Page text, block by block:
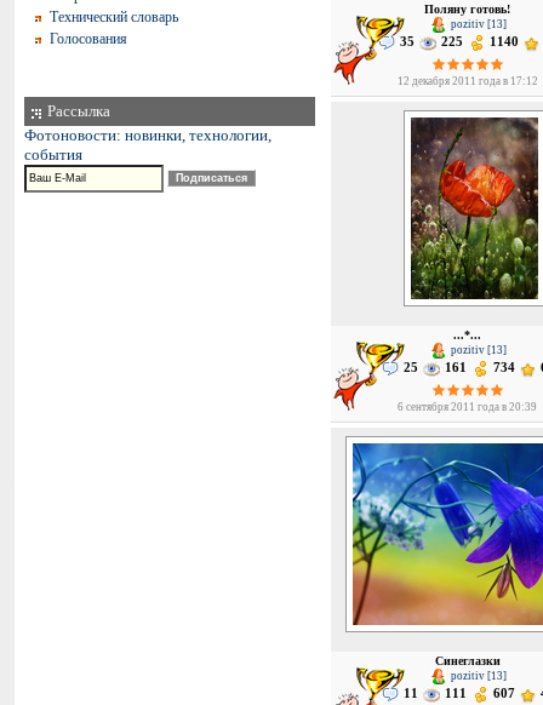
Технический словарь
Голосования
Рассылка
Фотоновости: новинки, технологии,
события
Поляну готовь!
pozitiv [13]
35 225 1140
12 декабря 2011 года в 17:12
...*...
pozitiv [13]
25 161 734
6 сентября 2011 года в 20:39
Синеглазки
pozitiv [13]
11 111 607